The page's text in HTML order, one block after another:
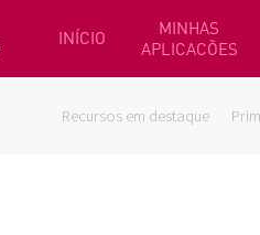
INÍCIO
MINHAS
APLICACÕES
Recursos em destaque